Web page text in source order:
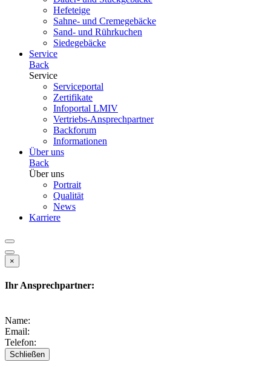
Hefeteige
Sahne- und Cremegebäcke
Sand- und Rührkuchen
Siedegebäcke
Service
Back
Service
Serviceportal
Zertifikate
Infoportal LMIV
Vertriebs-Ansprechpartner
Backforum
Informationen
Über uns
Back
Über uns
Portrait
Qualität
News
Karriere
×
Ihr Ansprechpartner:
Name:
Email:
Telefon:
Schließen